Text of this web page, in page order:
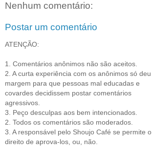
Nenhum comentário:
Postar um comentário
ATENÇÃO:
1. Comentários anônimos não são aceitos.
2. A curta experiência com os anônimos só deu
margem para que pessoas mal educadas e
covardes decidissem postar comentários
agressivos.
3. Peço desculpas aos bem intencionados.
2. Todos os comentários são moderados.
3. A responsável pelo Shoujo Café se permite o
direito de aprova-los, ou, não.